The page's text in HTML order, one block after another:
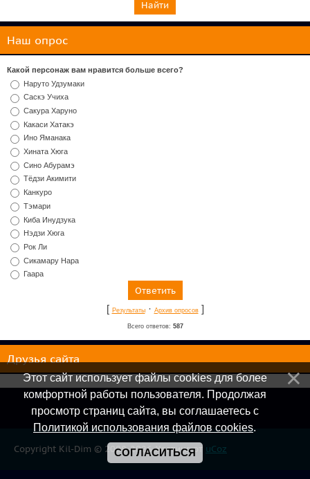
Наш опрос
Какой персонаж вам нравится больше всего?
Наруто Удзумаки
Саскэ Учиха
Сакура Харуно
Какаси Хатакэ
Ино Яманака
Хината Хюга
Сино Абурамэ
Тёдзи Акимити
Канкуро
Тэмари
Киба Инудзука
Нэдзи Хюга
Рок Ли
Сикамару Нара
Гаара
[ Результаты· Архив опросов]
Всего ответов: 587
Друзья сайта
Copyright Kil-Dim © 2008-2026 Хостинг от uCoz
Этот сайт использует файлы cookies для более
комфортной работы пользователя. Продолжая
просмотр страниц сайта, вы соглашаетесь с
Политикой использования файлов cookies.
СОГЛАСИТЬСЯ